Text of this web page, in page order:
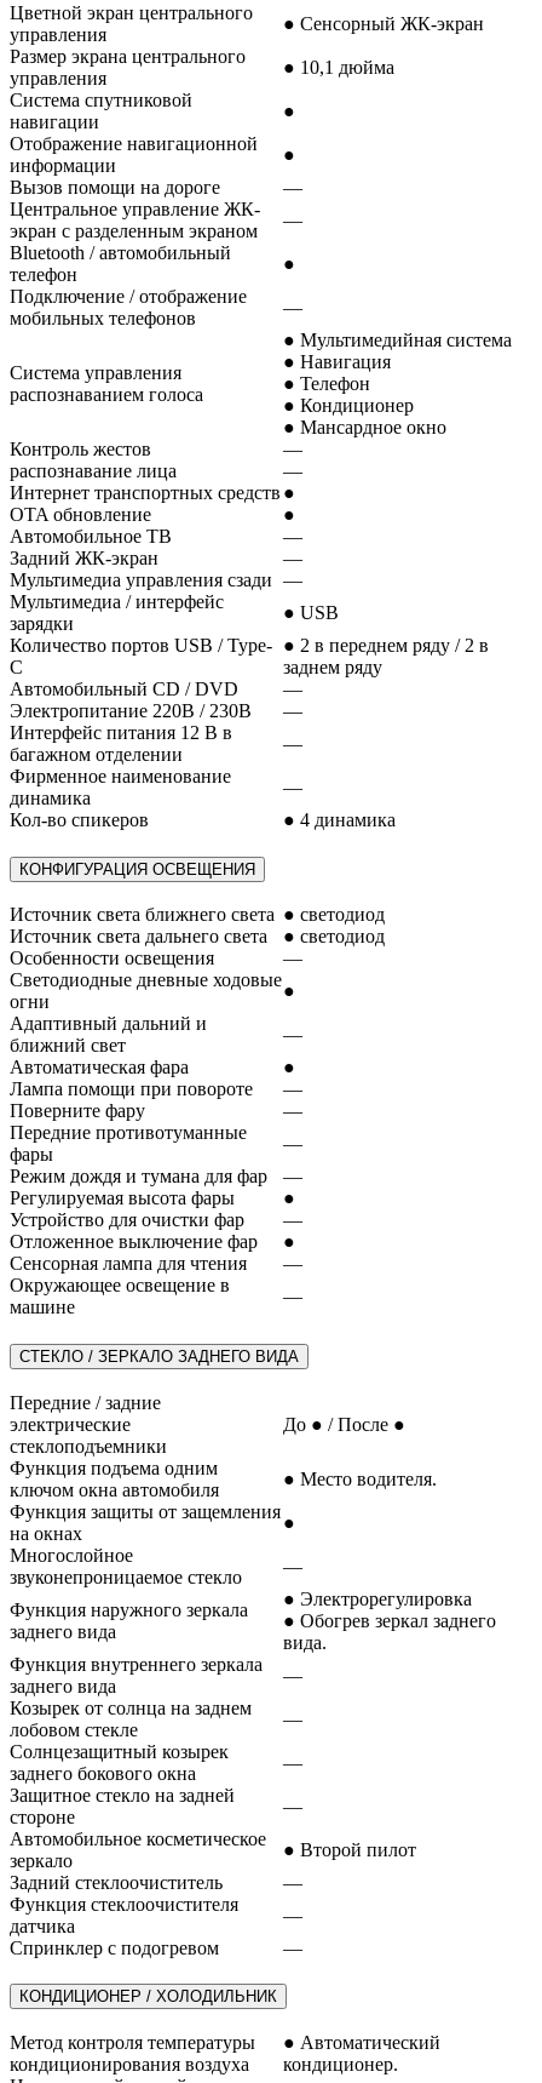
Цветной экран центрального
управления
● Сенсорный ЖК-экран
Размер экрана центрального
управления
● 10,1 дюйма
Система спутниковой
навигации
●
Отображение навигационной
информации
●
Вызов помощи на дороге
—
Центральное управление ЖК-
экран с разделенным экраном
—
Bluetooth / автомобильный
телефон
●
Подключение / отображение
мобильных телефонов
—
Система управления
распознаванием голоса
● Мультимедийная система
● Навигация
● Телефон
● Кондиционер
● Мансардное окно
Контроль жестов
—
распознавание лица
—
Интернет транспортных средств ●
OTA обновление
●
Автомобильное ТВ
—
Задний ЖК-экран
—
Мультимедиа управления сзади —
Мультимедиа / интерфейс
зарядки
● USB
Количество портов USB / Type-
C
● 2 в переднем ряду / 2 в
заднем ряду
Автомобильный CD / DVD
—
Электропитание 220В / 230В
—
Интерфейс питания 12 В в
багажном отделении
—
Фирменное наименование
динамика
—
Кол-во спикеров
● 4 динамика
КОНФИГУРАЦИЯ ОСВЕЩЕНИЯ
Источник света ближнего света ● светодиод
Источник света дальнего света
● светодиод
Особенности освещения
—
Светодиодные дневные ходовые
огни
●
Адаптивный дальний и
ближний свет
—
Автоматическая фара
●
Лампа помощи при повороте
—
Поверните фару
—
Передние противотуманные
фары
—
Режим дождя и тумана для фар
—
Регулируемая высота фары
●
Устройство для очистки фар
—
Отложенное выключение фар
●
Сенсорная лампа для чтения
—
Окружающее освещение в
машине
—
СТЕКЛО / ЗЕРКАЛО ЗАДНЕГО ВИДА
Передние / задние
электрические
стеклоподъемники
До ● / После ●
Функция подъема одним
ключом окна автомобиля
● Место водителя.
Функция защиты от защемления
на окнах
●
Многослойное
звуконепроницаемое стекло
—
Функция наружного зеркала
заднего вида
● Электрорегулировка
● Обогрев зеркал заднего
вида.
Функция внутреннего зеркала
заднего вида
—
Козырек от солнца на заднем
лобовом стекле
—
Солнцезащитный козырек
заднего бокового окна
—
Защитное стекло на задней
стороне
—
Автомобильное косметическое
зеркало
● Второй пилот
Задний стеклоочиститель
—
Функция стеклоочистителя
датчика
—
Спринклер с подогревом
—
КОНДИЦИОНЕР / ХОЛОДИЛЬНИК
Метод контроля температуры
кондиционирования воздуха
● Автоматический
кондиционер.